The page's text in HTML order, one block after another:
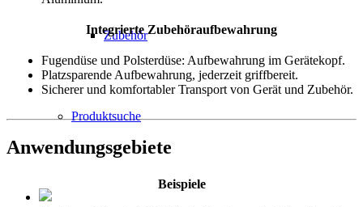
Zubehör
Produktsuche
Integrierte Zubehöraufbewahrung
Fugendüse und Polsterdüse: Aufbewahrung im Gerätekopf.
Platzsparende Aufbewahrung, jederzeit griffbereit.
Sicherer und komfortabler Transport von Gerät und Zubehör.
Anwendungsgebiete
Beispiele